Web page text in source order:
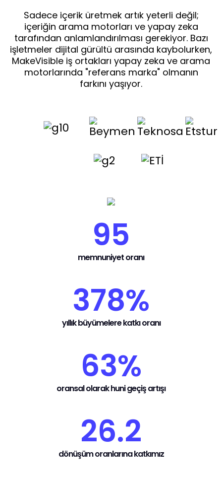
Sadece içerik üretmek artık yeterli değil;
içeriğin arama motorları ve yapay zeka
tarafından anlamlandırılması gerekiyor. Bazı
işletmeler dijital gürültü arasında kaybolurken,
MakeVisible iş ortakları yapay zeka ve arama
motorlarında "referans marka" olmanın
farkını yaşıyor.
95
memnuniyet oranı
378%
yıllık büyümelere katkı oranı
63%
oransal olarak huni geçiş artışı
26.2
dönüşüm oranlarına katkımız